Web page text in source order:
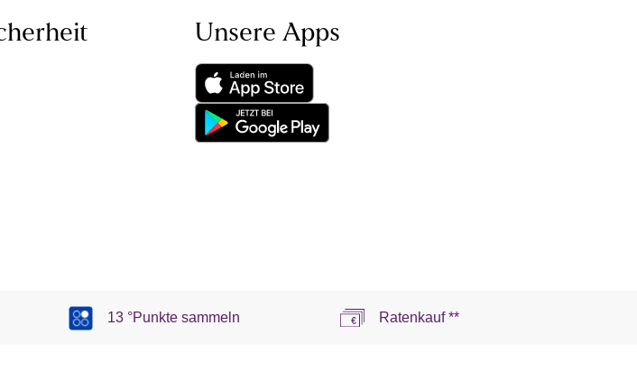
Unsere Apps
13 °Punkte sammeln Ratenkauf **